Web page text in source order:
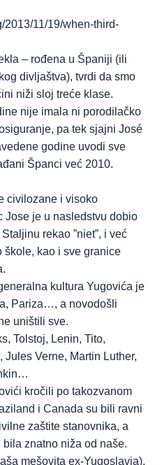
2013/11/19/when-third-
– rođena u Španiji (ili
divljaštva), tvrdi da smo
niži sloj treće klase.
nije imala ni porodilačko
pa tek sjajni José
godine uvodi sve
Španci već 2010.
civilozane i visoko
Jose je u nasledstvu dobio
rekao ”niet”, i već
škole, kao i sve granice
kultura Yugovića je
Pariza…, a novodošli
uništili sve.
Tolstoj, Lenin, Tito,
Verne, Martin Luther,
kročili po takozvanom
i Canada su bili ravni
zaštite stanovnika, a
znatno niža od naše.
mešovita ex-Yugoslavia),